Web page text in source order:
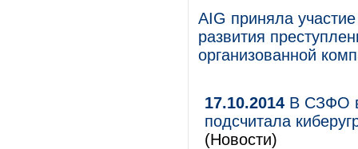
AIG приняла
развития
организованной
17.10.2014 В СЗФО
подсчитала
(Новости)